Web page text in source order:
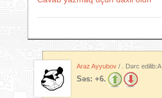
Araz Ayyubov / . Dərc edilib:A
Səs: +6.